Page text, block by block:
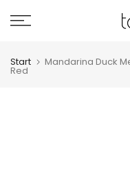
Zum
springen
Start Mandarina Duck
Red